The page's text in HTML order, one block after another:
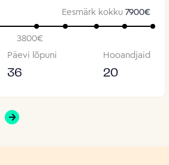
Eesmärk kokku 7900€
3800€
Päevi lõpuni
36
Hooandjaid
20